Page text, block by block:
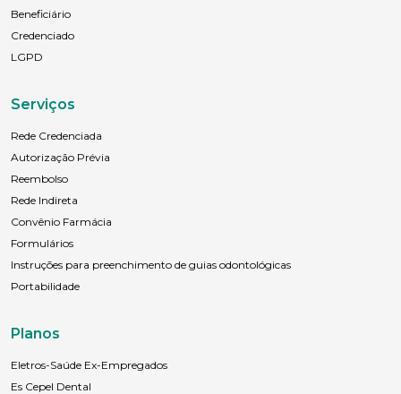
Beneficiário
Credenciado
LGPD
Serviços
Rede Credenciada
Autorização Prévia
Reembolso
Rede Indireta
Convênio Farmácia
Formulários
Instruções para preenchimento de guias odontológicas
Portabilidade
Planos
Eletros-Saúde Ex-Empregados
Es Cepel Dental